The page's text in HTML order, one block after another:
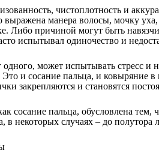
чистоплотность и
манера волосы, мочку
Либо причиной могут быть
испытывал одиночество и
может испытывать стресс
и сосание пальца, и ковыряние в
закрепляются и становятся
сосание пальца, обусловлена
в некоторых случаях – до